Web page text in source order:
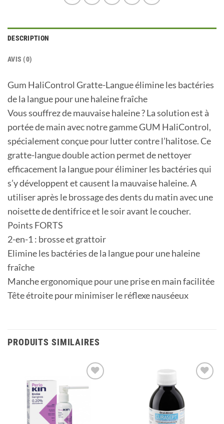
DESCRIPTION
AVIS (0)
Gum HaliControl Gratte-Langue élimine les bactéries
de la langue pour une haleine fraîche
Vous souffrez de mauvaise haleine ? La solution est à
portée de main avec notre gamme GUM HaliControl,
spécialement conçue pour lutter contre l’halitose. Ce
gratte-langue double action permet de nettoyer
efficacement la langue pour éliminer les bactéries qui
s’y développent et causent la mauvaise haleine. A
utiliser après le brossage des dents du matin avec une
noisette de dentifrice et le soir avant le coucher.
Points FORTS
2-en-1 : brosse et grattoir
Elimine les bactéries de la langue pour une haleine
fraîche
Manche ergonomique pour une prise en main facilitée
Tête étroite pour minimiser le réflexe nauséeux
PRODUITS SIMILAIRES